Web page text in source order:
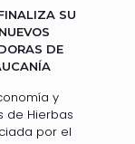
SU
DE
y
de Hierbas
por el